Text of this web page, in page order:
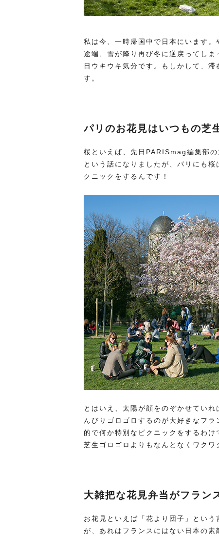
私は今、一時帰国中で日本にいます
途端、雪が降り再び冬に逆戻ってし
日ウキウキ気分です。もしかして、
す。
パリのお花見はいつもの芝
桜といえば、先日PARISmag編集部
という話になりましたが、パリにも
クニックをするんです！
とはいえ、太陽が顔をのぞかせてい
んびりゴロゴロするのが大好きなフ
的で何か特別なピクニックをするわ
芝生ゴロゴロよりもなんとなくワクワ
大雑把な花見弁当がフラン
お花見といえば「花より団子」とい
が、あれはフランスにはない日本の素